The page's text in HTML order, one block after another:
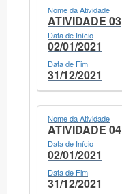
Nome da Atividade
ATIVIDADE 03
Data de Início
02/01/2021
Data de Fim
31/12/2021
Nome da Atividade
ATIVIDADE 04
Data de Início
02/01/2021
Data de Fim
31/12/2021